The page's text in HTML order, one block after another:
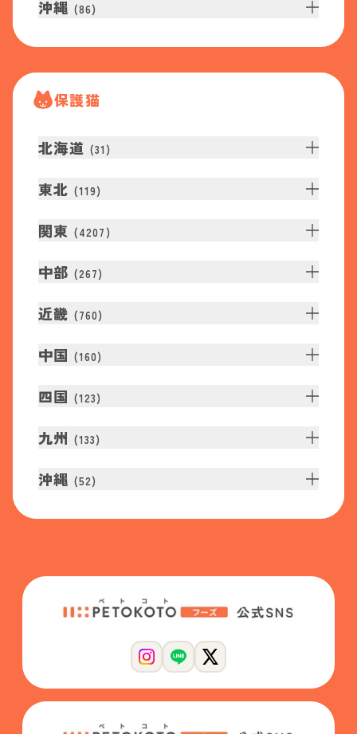
沖縄 (86)
保護猫
北海道 (31 )
東北 (119)
関東 (4207 )
中部 (267)
近畿 (760)
中国 (160)
四国 (123)
九州 (133)
沖縄 (52)